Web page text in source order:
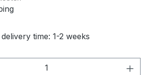
time: 1-2 weeks
Enter the